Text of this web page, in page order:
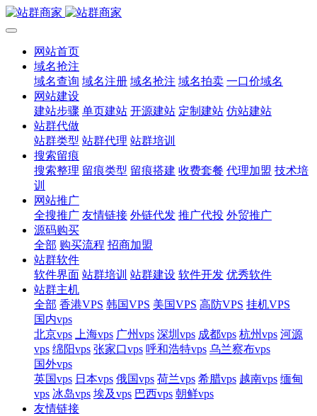
网站首页
域名抢注
域名查询 域名注册 域名抢注 域名拍卖 一口价域名
网站建设
建站步骤 单页建站 开源建站 定制建站 仿站建站
站群代做
站群类型 站群代理 站群培训
搜索留痕
搜索整理 留痕类型 留痕搭建 收费套餐 代理加盟 技术培
训
网站推广
全搜推广 友情链接 外链代发 推广代投 外贸推广
源码购买
全部 购买流程 招商加盟
站群软件
软件界面 站群培训 站群建设 软件开发 优秀软件
站群主机
全部 香港VPS 韩国VPS 美国VPS 高防VPS 挂机VPS
国内vps
北京vps
上海vps 广州vps 深圳vps 成都vps 杭州vps 河源
vps 绵阳vps 张家口vps 呼和浩特vps 乌兰察布vps
国外vps
英国vps 日本vps 俄国vps 荷兰vps 希腊vps 越南vps 缅甸
vps 冰岛vps 埃及vps 巴西vps 朝鲜vps
友情链接